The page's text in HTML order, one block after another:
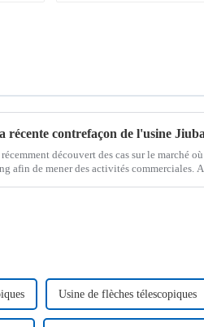
récente contrefaçon de l'usine
découvert des cas sur le marché
afin de mener des activités commerciales.
Usine de flèches télescopiques